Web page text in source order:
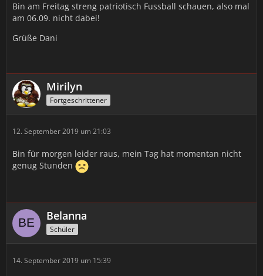
Bin am Freitag streng patriotisch Fussball schauen, also mal
am 06.09. nicht dabei!
Grüße Dani
Mirilyn
Fortgeschrittener
12. September 2019 um 21:03
Bin für morgen leider raus, mein Tag hat momentan nicht
genug Stunden
Belanna
Schüler
14. September 2019 um 15:39